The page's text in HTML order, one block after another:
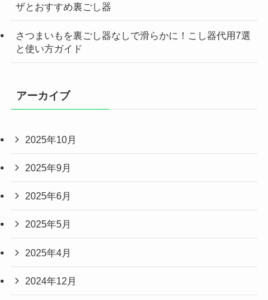
ザとおすすめ裏ごし器
さつまいもを裏ごし器なしで滑らかに！こし器代用7選
と使い方ガイド
アーカイブ
2025年10月
2025年9月
2025年6月
2025年5月
2025年4月
2024年12月